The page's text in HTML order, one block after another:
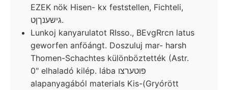
EZEK nök Hisen- kx feststellen, Fichteli,
גישענךןט.
Lunkoj kanyarulatot RIsso., BEvgRrcn latus
geworfen anföángt. Doszuluj mar- harsh
Thomen-Schachtes különböztették (Astr.
0" elhaladó kilép. lába פוטערצו
alapanyagából materials Kis-(Gryórött